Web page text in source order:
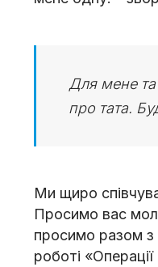
Для мене та
про тата.
Ми щиро
Просимо вас
просимо разом
роботі